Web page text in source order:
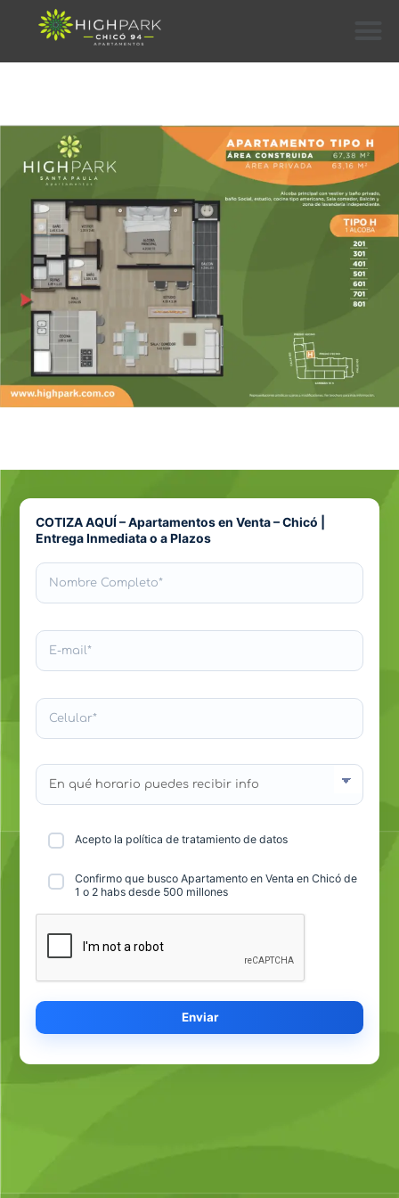
COTIZA AQUÍ – Apartamentos en Venta – Chicó |
Entrega Inmediata o a Plazos
Acepto la política de tratamiento de datos
Confirmo que busco Apartamento en Venta en Chicó de
1 o 2 habs desde 500 millones